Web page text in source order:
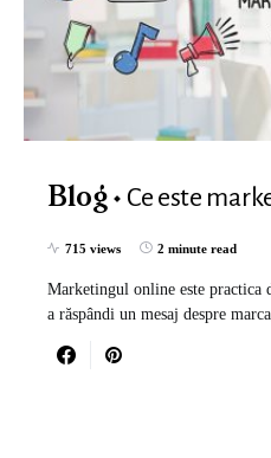
Blog Ce este
715 views 2 minute read
Marketingul online este practica
a răspândi un mesaj despre